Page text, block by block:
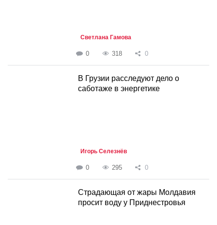
Светлана Гамова
0 318 0
В Грузии расследуют дело о
саботаже в энергетике
Игорь Селезнёв
0 295 0
Страдающая от жары Молдавия
просит воду у Приднестровья